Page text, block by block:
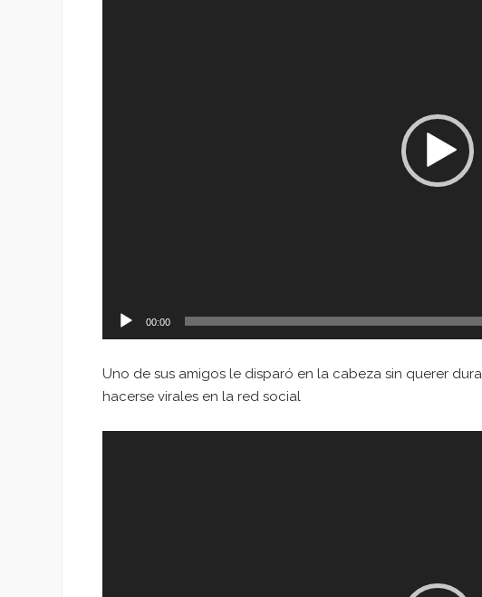
00:00
Uno de sus amigos le disparó en la cabeza sin querer
hacerse virales en la red social